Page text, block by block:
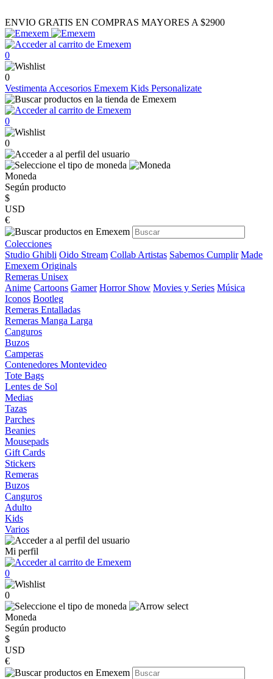
ENVIO GRATIS EN COMPRAS MAYORES A $2900
0
0
Vestimenta Accesorios Emexem Kids Personalizate
0
0
Moneda
Según producto
$
USD
€
Colecciones
Studio Ghibli Oido Stream Collab Artistas Sabemos Cumplir Made
Emexem Originals
Remeras Unisex
Anime Cartoons Gamer Horror Show Movies y Series Música
Iconos Bootleg
Remeras Entalladas
Remeras Manga Larga
Canguros
Buzos
Camperas
Contenedores Montevideo
Tote Bags
Lentes de Sol
Medias
Tazas
Parches
Beanies
Mousepads
Gift Cards
Stickers
Remeras
Buzos
Canguros
Adulto
Kids
Varios
Mi perfil
0
0
Moneda
Según producto
$
USD
€